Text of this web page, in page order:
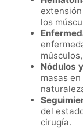
los
Nódulos
masas
del
cirugía.